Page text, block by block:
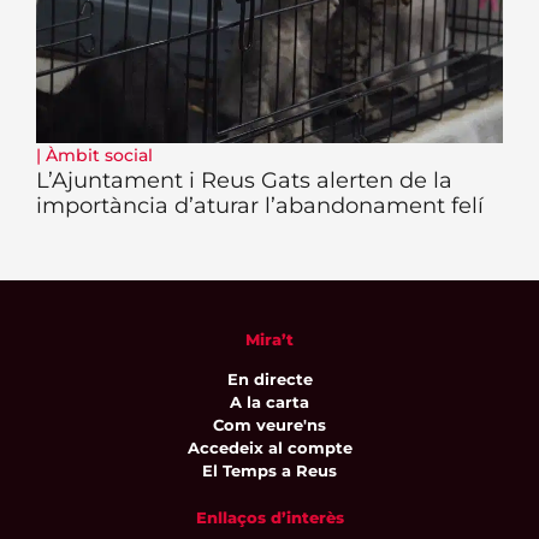
| Àmbit social
L’Ajuntament i Reus Gats alerten de la
importància d’aturar l’abandonament felí
Mira’t
En directe
A la carta
Com veure'ns
Accedeix al compte
El Temps a Reus
Enllaços d’interès